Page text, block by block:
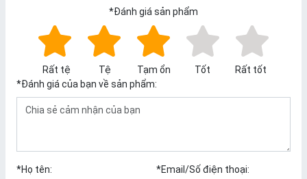
*Đánh giá sản phẩm
Rất tệ Tệ Tạm ổn Tốt
Rất tốt
*Đánh giá của bạn về sản phẩm:
*Họ tên: *Email/Số điện thoại: